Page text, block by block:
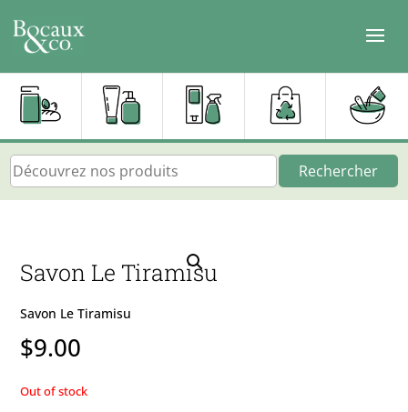
Rechercher
Savon Le Tiramisu
Savon Le Tiramisu
$9.00
Out of stock